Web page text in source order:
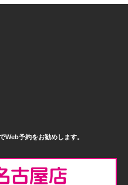
予約をお勧めします。